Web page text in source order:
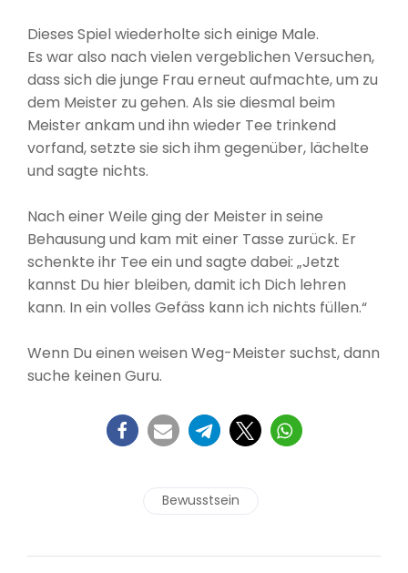
Dieses Spiel wiederholte sich einige Male.
Es war also nach vielen vergeblichen Versuchen,
dass sich die junge Frau erneut aufmachte, um zu
dem Meister zu gehen. Als sie diesmal beim
Meister ankam und ihn wieder Tee trinkend
vorfand, setzte sie sich ihm gegenüber, lächelte
und sagte nichts.
Nach einer Weile ging der Meister in seine
Behausung und kam mit einer Tasse zurück. Er
schenkte ihr Tee ein und sagte dabei: „Jetzt
kannst Du hier bleiben, damit ich Dich lehren
kann. In ein volles Gefäss kann ich nichts füllen.“
Wenn Du einen weisen Weg-Meister suchst, dann
suche keinen Guru.
Bewusstsein